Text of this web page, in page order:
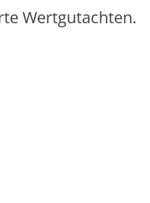
Wertgutachten.